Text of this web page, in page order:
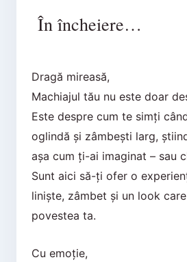
În încheiere…
Dragă mireasă,
Machiajul tău nu este doar
Este despre cum te simți
oglindă și zâmbești larg,
așa cum ți-ai imaginat – sau
Sunt aici să-ți ofer o
liniște, zâmbet și un look
povestea ta.
Cu emoție,